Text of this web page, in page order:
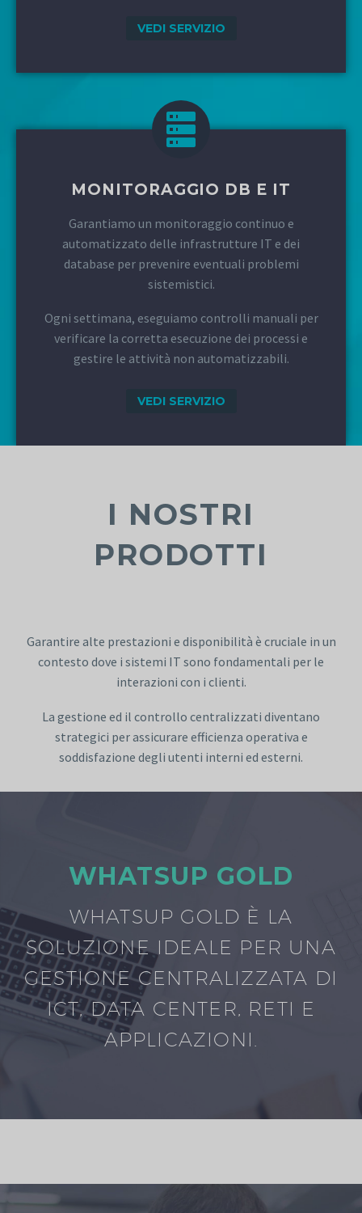
VEDI SERVIZIO
MONITORAGGIO DB E IT
Garantiamo un monitoraggio continuo e
automatizzato delle infrastrutture IT e dei
database per prevenire eventuali problemi
sistemistici.
Ogni settimana, eseguiamo controlli manuali per
verificare la corretta esecuzione dei processi e
gestire le attività non automatizzabili.
VEDI SERVIZIO
I NOSTRI
PRODOTTI
Garantire alte prestazioni e disponibilità è cruciale in un
contesto dove i sistemi IT sono fondamentali per le
interazioni con i clienti.
La gestione ed il controllo centralizzati diventano
strategici per assicurare efficienza operativa e
soddisfazione degli utenti interni ed esterni.
WHATSUP GOLD
WHATSUP GOLD È LA
SOLUZIONE IDEALE PER UNA
GESTIONE CENTRALIZZATA DI
ICT, DATA CENTER, RETI E
APPLICAZIONI.